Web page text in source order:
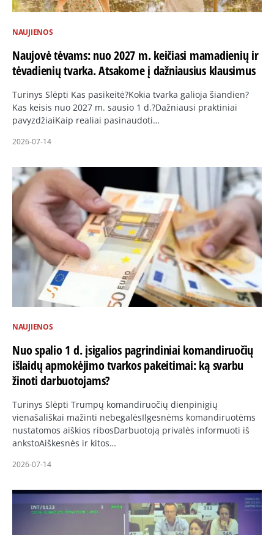
NAUJIENOS
Naujovė tėvams: nuo 2027 m. keičiasi mamadienių ir
tėvadienių tvarka. Atsakome į dažniausius klausimus
Turinys Slėpti Kas pasikeitė?Kokia tvarka galioja šiandien?
Kas keisis nuo 2027 m. sausio 1 d.?Dažniausi praktiniai
pavyzdžiaiKaip realiai pasinaudoti…
2026-07-14
NAUJIENOS
Nuo spalio 1 d. įsigalios pagrindiniai komandiruočių
išlaidų apmokėjimo tvarkos pakeitimai: ką svarbu
žinoti darbuotojams?
Turinys Slėpti Trumpų komandiruočių dienpinigių
vienašališkai mažinti nebegalėsIlgesnėms komandiruotėms
nustatomos aiškios ribosDarbuotoją privalės informuoti iš
ankstoAiškesnės ir kitos…
2026-07-14